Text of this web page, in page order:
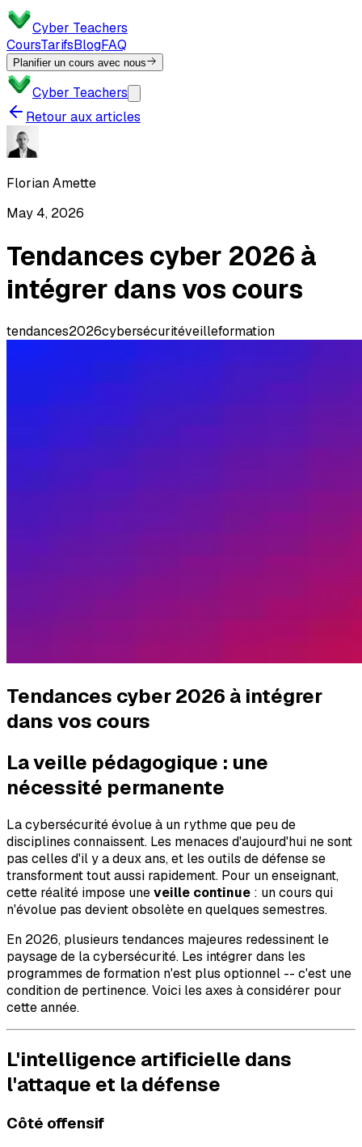
Cyber Teachers
CoursTarifsBlogFAQ
Planifier un cours avec nous
Cyber Teachers
Retour aux articles
Florian Amette
May 4, 2026
Tendances cyber 2026 à
intégrer dans vos cours
tendances2026cybersécuritéveilleformation
Tendances cyber 2026 à intégrer
dans vos cours
La veille pédagogique : une
nécessité permanente
La cybersécurité évolue à un rythme que peu de
disciplines connaissent. Les menaces d'aujourd'hui ne sont
pas celles d'il y a deux ans, et les outils de défense se
transforment tout aussi rapidement. Pour un enseignant,
cette réalité impose uneveille continue : un cours qui
n'évolue pas devient obsolète en quelques semestres.
En 2026, plusieurs tendances majeures redessinent le
paysage de la cybersécurité. Les intégrer dans les
programmes de formation n'est plus optionnel -- c'est une
condition de pertinence. Voici les axes à considérer pour
cette année.
L'intelligence artificielle dans
l'attaque et la défense
Côté offensif